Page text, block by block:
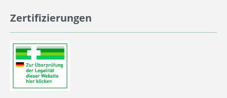
Zertifizierungen